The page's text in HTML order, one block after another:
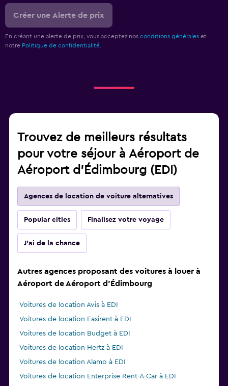
Créer une Alerte de prix
En créant une alerte de prix, vous acceptez nos conditions générales et
notre Politique de confidentialité.
Trouvez de meilleurs résultats
pour votre séjour à Aéroport de
Aéroport d'Édimbourg (EDI)
Agences de location de voiture alternatives
Popular cities Finalisez votre voyage
J'ai de la chance
Autres agences proposant des voitures à louer à
Aéroport de Aéroport d'Édimbourg
Voitures de location Avis à EDI
Voitures de location Easirent à EDI
Voitures de location Budget à EDI
Voitures de location Hertz à EDI
Voitures de location Alamo à EDI
Voitures de location Enterprise Rent-A-Car à EDI